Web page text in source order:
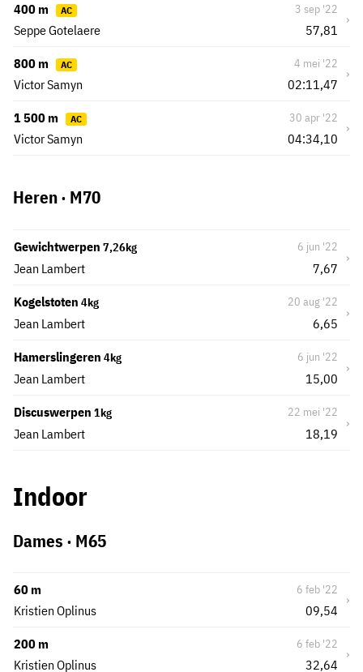
400 m AC
Seppe Gotelaere 57,81
3 sep '22
›
800 m AC
Victor Samyn 02:11,47
4 mei '22
›
1 500 m AC
Victor Samyn 04:34,10
30 apr '22
›
Heren · M70
Gewichtwerpen 7,26kg
Jean Lambert 7,67
6 jun '22
›
Kogelstoten 4kg
Jean Lambert 6,65
20 aug '22
›
Hamerslingeren 4kg
Jean Lambert 15,00
6 jun '22
›
Discuswerpen 1kg
Jean Lambert 18,19
22 mei '22
›
Indoor
Dames · M65
60 m
Kristien Oplinus
09,54
6 feb '22
›
200 m
Kristien Oplinus
32,64
6 feb '22
›